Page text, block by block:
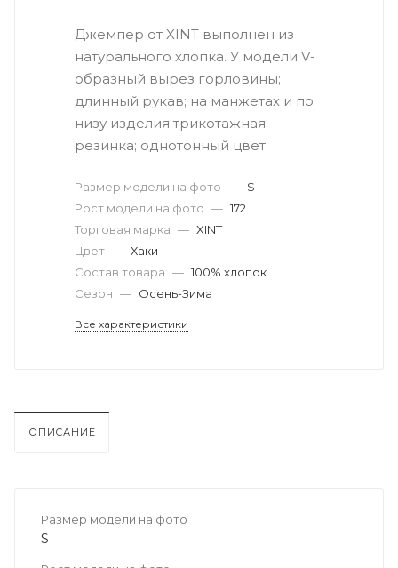
Джемпер от XINT выполнен из
натурального хлопка. У модели V-
образный вырез горловины;
длинный рукав; на манжетах и по
низу изделия трикотажная
резинка; однотонный цвет.
Размер модели на фото — S
Рост модели на фото — 172
Торговая марка — XINT
Цвет — Хаки
Состав товара — 100% хлопок
Сезон — Осень-Зима
Все характеристики
ОПИСАНИЕ
Размер модели на фото
S